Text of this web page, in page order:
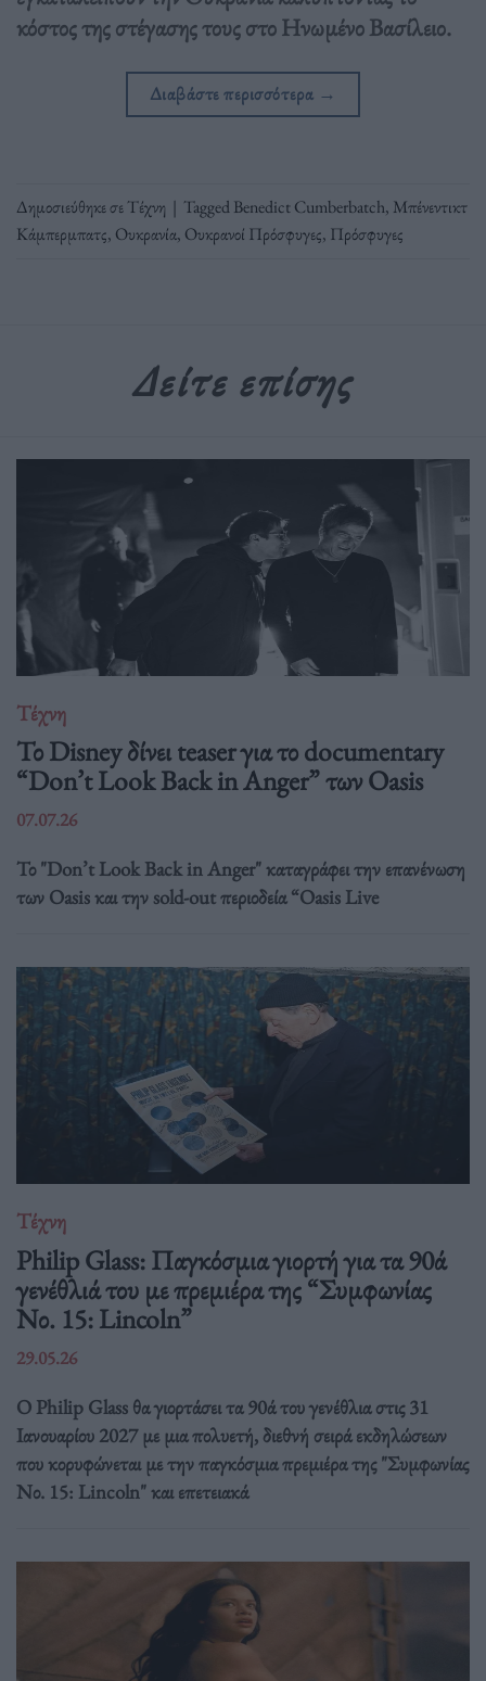
κόστος της στέγασης τους στο Ηνωμένο Βασίλειο.
Διαβάστε περισσότερα →
Δημοσιεύθηκε σεΤέχνη | TaggedBenedict Cumberbatch, Μπένεντικτ
Κάμπερμπατς, Ουκρανία, Ουκρανοί Πρόσφυγες, Πρόσφυγες
Δείτε επίσης
Τέχνη
Το Disney δίνει teaser για το documentary
“Don’t Look Back in Anger” των Oasis
07.07.26
Το "Don’t Look Back in Anger" καταγράφει την επανένωση
των Oasis και την sold-out περιοδεία “Oasis Live
Τέχνη
Philip Glass: Παγκόσμια γιορτή για τα 90ά
γενέθλιά του με πρεμιέρα της “Συμφωνίας
Νο. 15: Lincoln”
29.05.26
Ο Philip Glass θα γιορτάσει τα 90ά του γενέθλια στις 31
Ιανουαρίου 2027 με μια πολυετή, διεθνή σειρά εκδηλώσεων
που κορυφώνεται με την παγκόσμια πρεμιέρα της "Συμφωνίας
Νο. 15: Lincoln" και επετειακά